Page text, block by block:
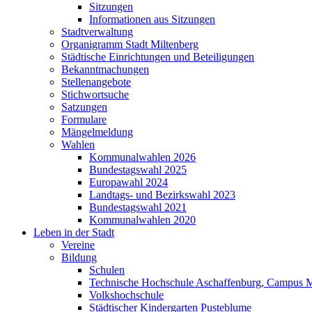
Sitzungen
Informationen aus Sitzungen
Stadtverwaltung
Organigramm Stadt Miltenberg
Städtische Einrichtungen und Beteiligungen
Bekanntmachungen
Stellenangebote
Stichwortsuche
Satzungen
Formulare
Mängelmeldung
Wahlen
Kommunalwahlen 2026
Bundestagswahl 2025
Europawahl 2024
Landtags- und Bezirkswahl 2023
Bundestagswahl 2021
Kommunalwahlen 2020
Leben in der Stadt
Vereine
Bildung
Schulen
Technische Hochschule Aschaffenburg, Campus
Volkshochschule
Städtischer Kindergarten Pusteblume